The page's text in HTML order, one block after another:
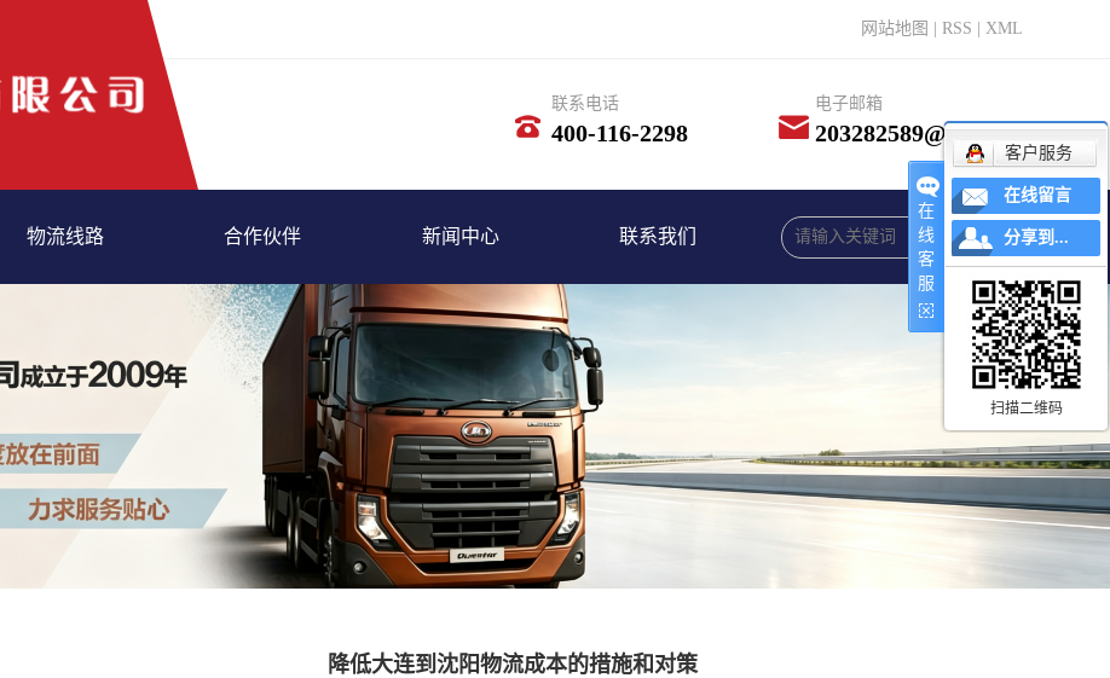
网站地图 RSS XML
联系电话
400-116-2298
电子邮箱
203282589@qq.com
物流线路 合作伙伴 新闻中心 联系我们
降低大连到沈阳物流成本的措施和对策
在
线
客
服
客户服务
在线留言
分享到...
扫描二维码